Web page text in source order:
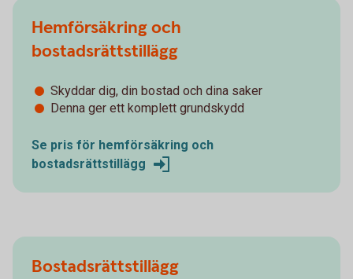
Hemförsäkring och
bostadsrättstillägg
Skyddar dig, din bostad och dina saker
Denna ger ett komplett grundskydd
Se pris för hemförsäkring och
bostadsrättstillägg
Bostadsrättstillägg